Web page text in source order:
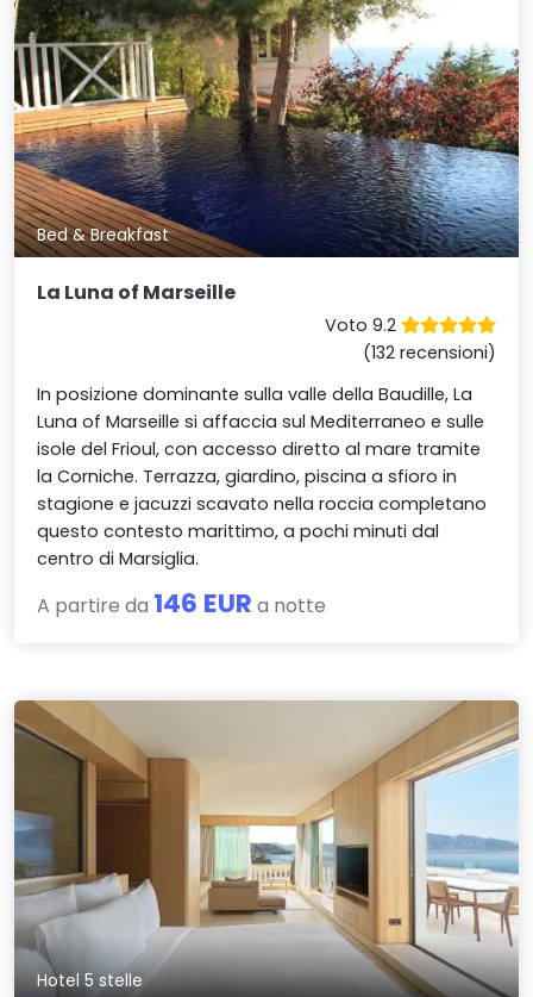
Bed & Breakfast
La Luna of Marseille
Voto 9.2
(132 recensioni)
In posizione dominante sulla valle della Baudille, La
Luna of Marseille si affaccia sul Mediterraneo e sulle
isole del Frioul, con accesso diretto al mare tramite
la Corniche. Terrazza, giardino, piscina a sfioro in
stagione e jacuzzi scavato nella roccia completano
questo contesto marittimo, a pochi minuti dal
centro di Marsiglia.
A partire da 146 EUR a notte
Hotel 5 stelle